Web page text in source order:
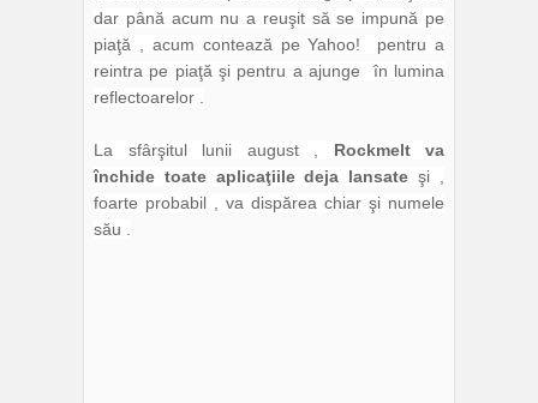
dar până acum nu a reuşit să se impună pe
piaţă , acum contează pe Yahoo! pentru a
reintra pe piaţă şi pentru a ajunge în lumina
reflectoarelor .
La sfârşitul lunii august , Rockmelt va
închide toate aplicaţiile deja lansate şi ,
foarte probabil , va dispărea chiar şi numele
său .